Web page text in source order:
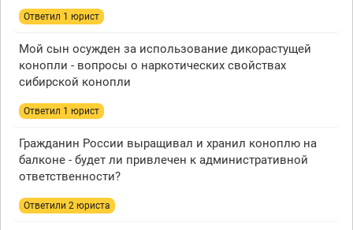
Ответил 1 юрист
Мой сын осужден за использование дикорастущей
конопли - вопросы о наркотических свойствах
сибирской конопли
Ответил 1 юрист
Гражданин России выращивал и хранил коноплю на
балконе - будет ли привлечен к административной
ответственности?
Ответили 2 юристa